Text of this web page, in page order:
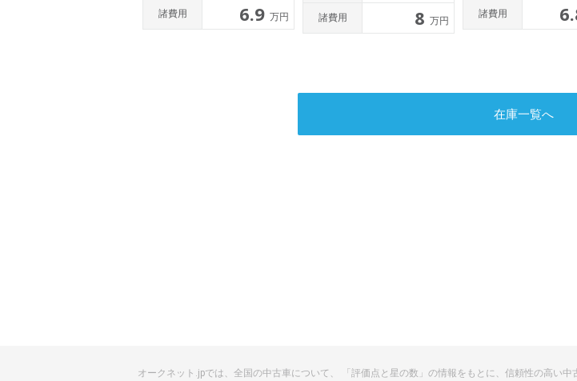
諸費用 6.9 万円 諸費用 8 万円
諸費用
在庫一覧へ
オークネット.jpでは、全国の中古車について、 「評価点と星の数」の情報をもとに、信頼性の高い中